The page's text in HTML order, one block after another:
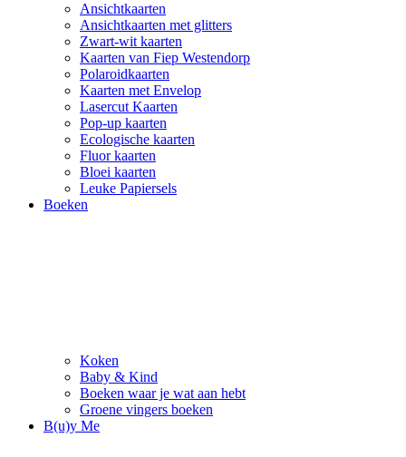
Ansichtkaarten
Ansichtkaarten met glitters
Zwart-wit kaarten
Kaarten van Fiep Westendorp
Polaroidkaarten
Kaarten met Envelop
Lasercut Kaarten
Pop-up kaarten
Ecologische kaarten
Fluor kaarten
Bloei kaarten
Leuke Papiersels
Boeken
Koken
Baby & Kind
Boeken waar je wat aan hebt
Groene vingers boeken
B(u)y Me